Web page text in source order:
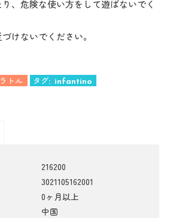
り、危険な使い方をして遊ばないでく
けないでください。
トル タグ: infantino
216200
3021105162001
0ヶ月以上
中国